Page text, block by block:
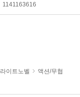
1141163616
라이트노벨 액션/무협